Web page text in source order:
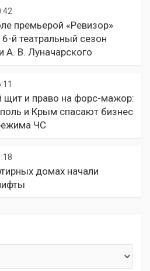
премьерой «Ревизор»
й театральный сезон
А. В. Луначарского
щит и право на форс-мажор:
и Крым спасают бизнес
ЧС
домах начали